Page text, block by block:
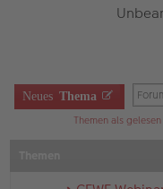
Neues Thema
Themen als